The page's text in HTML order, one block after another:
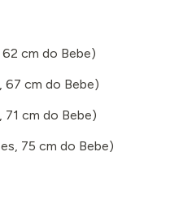
62 cm do Bebe)
67 cm do Bebe)
71 cm do Bebe)
75 cm do Bebe)